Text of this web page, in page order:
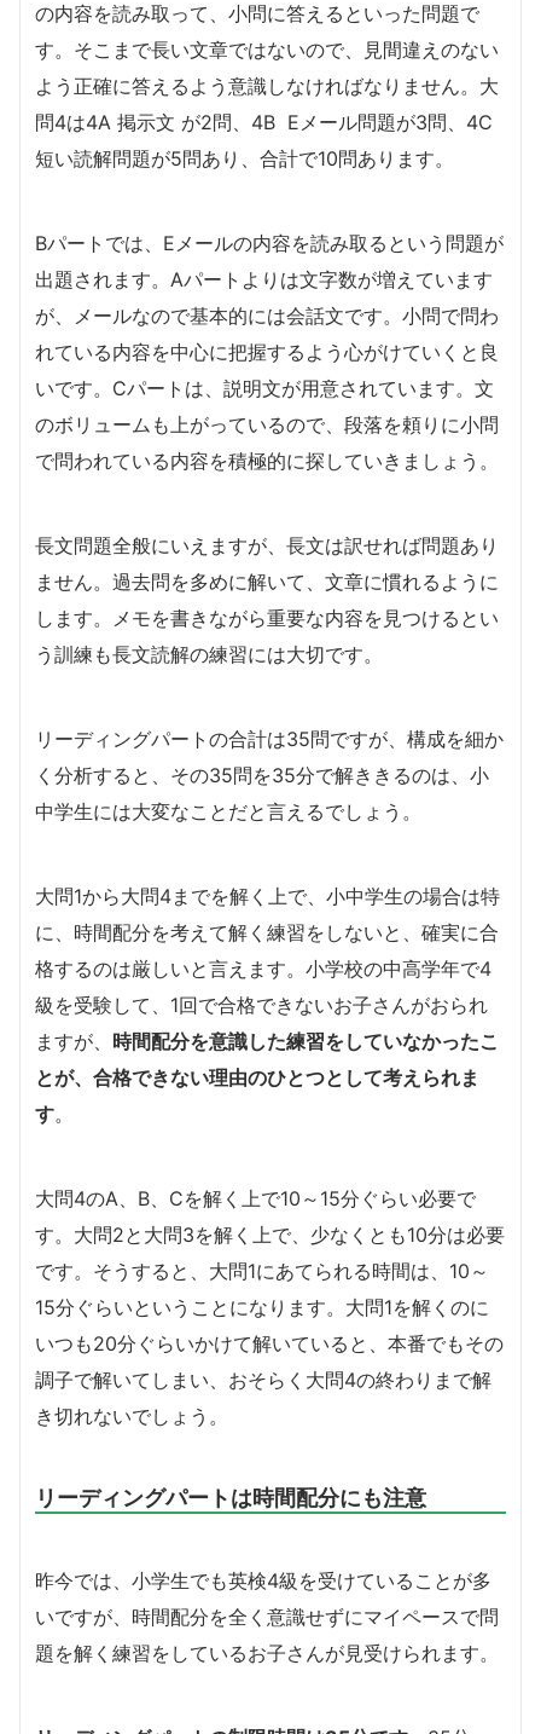
の内容を読み取って、小問に答えるといった問題で
す。そこまで長い文章ではないので、見間違えのない
よう正確に答えるよう意識しなければなりません。大
問4は4A 掲示文 が2問、4B Eメール問題が3問、4C
短い読解問題が5問あり、合計で10問あります。
Bパートでは、Eメールの内容を読み取るという問題が
出題されます。Aパートよりは文字数が増えています
が、メールなので基本的には会話文です。小問で問わ
れている内容を中心に把握するよう心がけていくと良
いです。Cパートは、説明文が用意されています。文
のボリュームも上がっているので、段落を頼りに小問
で問われている内容を積極的に探していきましょう。
長文問題全般にいえますが、長文は訳せれば問題あり
ません。過去問を多めに解いて、文章に慣れるように
します。メモを書きながら重要な内容を見つけるとい
う訓練も長文読解の練習には大切です。
リーディングパートの合計は35問ですが、構成を細か
く分析すると、その35問を35分で解ききるのは、小
中学生には大変なことだと言えるでしょう。
大問1から大問4までを解く上で、小中学生の場合は特
に、時間配分を考えて解く練習をしないと、確実に合
格するのは厳しいと言えます。小学校の中高学年で4
級を受験して、1回で合格できないお子さんがおられ
ますが、 時間配分を意識した練習をしていなかったこ
とが、合格できない理由のひとつとして考えられま
す。
大問4のA、B、Cを解く上で10～15分ぐらい必要で
す。大問2と大問3を解く上で、少なくとも10分は必要
です。そうすると、大問1にあてられる時間は、10～
15分ぐらいということになります。大問1を解くのに
いつも20分ぐらいかけて解いていると、本番でもその
調子で解いてしまい、おそらく大問4の終わりまで解
き切れないでしょう。
リーディングパートは時間配分にも注意
昨今では、小学生でも英検4級を受けていることが多
いですが、時間配分を全く意識せずにマイペースで問
題を解く練習をしているお子さんが見受けられます。